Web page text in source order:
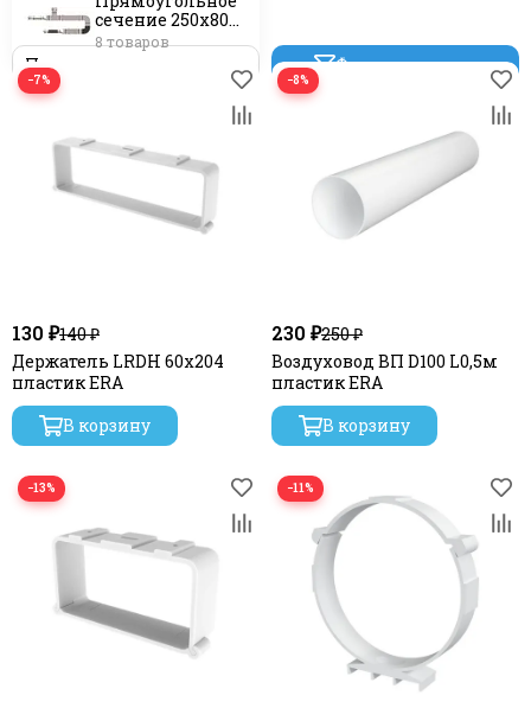
сечение 250х80
из
оцинкованной
8 товаров
Фильтр товаров
−7%
130 ₽140 ₽
Держатель LRDH 60х204
пластик ERA
В корзину
−8%
230 ₽250 ₽
Воздуховод ВП D100 L0,5м
пластик ERA
В корзину
−13% −11%